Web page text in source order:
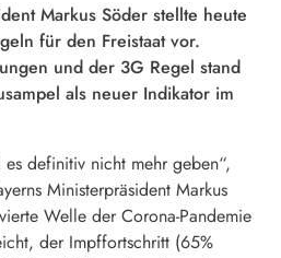
Markus Söder stellte heute
für den Freistaat vor.
und der 3G Regel stand
als neuer Indikator im
definitiv nicht mehr geben“,
Ministerpräsident Markus
Welle der Corona-Pandemie
der Impffortschritt (65%